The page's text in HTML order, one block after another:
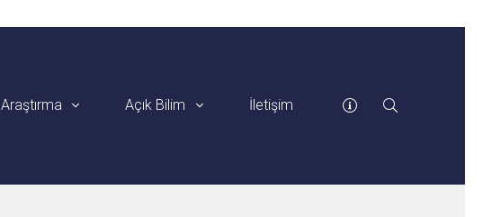
Araştırma Açık Bilim İletişim